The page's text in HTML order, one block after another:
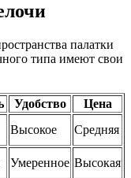
палатки
типа имеют свои
Удобство
Цена
Высокое
Средняя
Умеренное Высокая